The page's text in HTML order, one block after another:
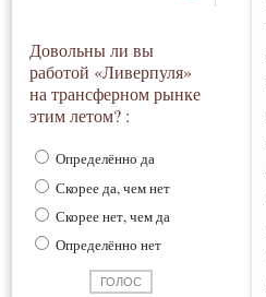
Довольны ли вы
работой «Ливерпуля»
на трансферном рынке
этим летом? :
Определённо да
Скорее да, чем нет
Скорее нет, чем да
Определённо нет